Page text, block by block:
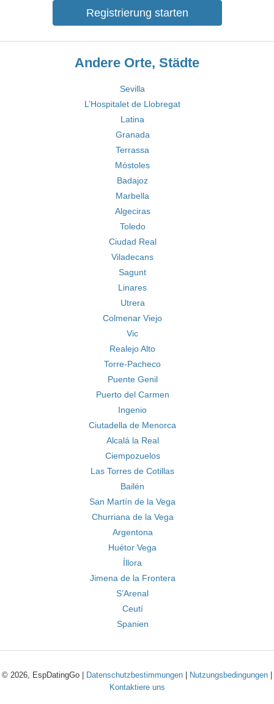
Registrierung starten
Andere Orte, Städte
Sevilla
L’Hospitalet de Llobregat
Latina
Granada
Terrassa
Móstoles
Badajoz
Marbella
Algeciras
Toledo
Ciudad Real
Viladecans
Sagunt
Linares
Utrera
Colmenar Viejo
Vic
Realejo Alto
Torre-Pacheco
Puente Genil
Puerto del Carmen
Ingenio
Ciutadella de Menorca
Alcalá la Real
Ciempozuelos
Las Torres de Cotillas
Bailén
San Martín de la Vega
Churriana de la Vega
Argentona
Huétor Vega
Íllora
Jimena de la Frontera
S’Arenal
Ceutí
Spanien
© 2026, EspDatingGo | Datenschutzbestimmungen Nutzungsbedingungen
Kontaktiere uns